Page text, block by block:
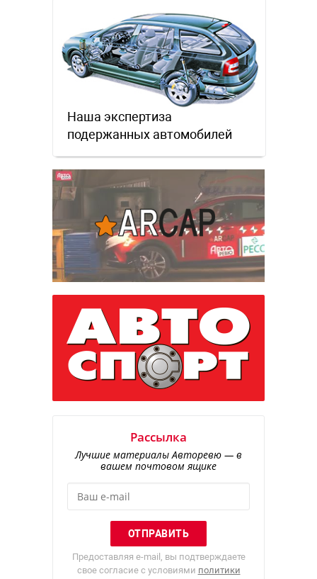
Наша экспертиза
подержанных автомобилей
Рассылка
Лучшие материалы Авторевю — в
вашем почтовом ящике
Предоставляя e-mail, вы подтверждаете
свое согласие с условиями политики